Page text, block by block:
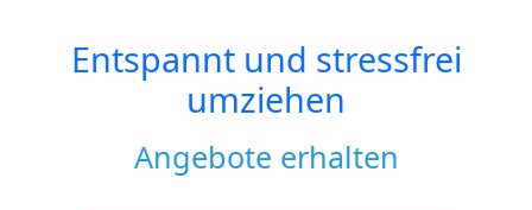
Entspannt und stressfrei
umziehen
Angebote erhalten